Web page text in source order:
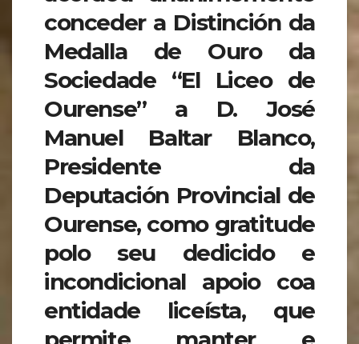
conceder a Distinción da
Medalla de Ouro da
Sociedade “El Liceo de
Ourense” a D. José
Manuel Baltar Blanco,
Presidente da
Deputación Provincial de
Ourense, como gratitude
polo seu dedicido e
incondicional apoio coa
entidade liceísta, que